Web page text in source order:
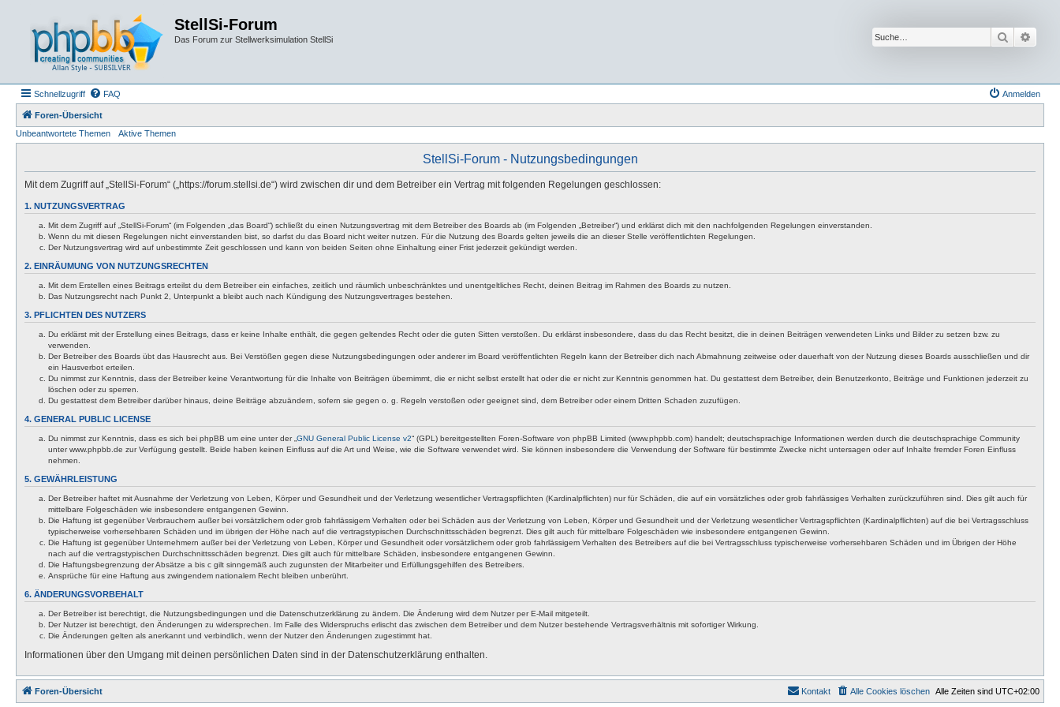
StellSi-Forum
Das Forum zur Stellwerksimulation StellSi Suche
Schnellzugriff FAQ Anmelden
Foren-Übersicht
Unbeantwortete Themen
Aktive Themen
StellSi-Forum - Nutzungsbedingungen
Mit dem Zugriff auf „StellSi-Forum“ („https://forum.stellsi.de“) wird zwischen dir und dem Betreiber ein Vertrag mit folgenden Regelungen geschlossen:
1. NUTZUNGSVERTRAG
Mit dem Zugriff auf „StellSi-Forum“ (im Folgenden „das Board“) schließt du einen Nutzungsvertrag mit dem Betreiber des Boards ab (im Folgenden „Betreiber“) und erklärst dich mit den nachfolgenden Regelungen einverstanden.
Wenn du mit diesen Regelungen nicht einverstanden bist, so darfst du das Board nicht weiter nutzen. Für die Nutzung des Boards gelten jeweils die an dieser Stelle veröffentlichten Regelungen.
Der Nutzungsvertrag wird auf unbestimmte Zeit geschlossen und kann von beiden Seiten ohne Einhaltung einer Frist jederzeit gekündigt werden.
2. EINRÄUMUNG VON NUTZUNGSRECHTEN
Mit dem Erstellen eines Beitrags erteilst du dem Betreiber ein einfaches, zeitlich und räumlich unbeschränktes und unentgeltliches Recht, deinen Beitrag im Rahmen des Boards zu nutzen.
Das Nutzungsrecht nach Punkt 2, Unterpunkt a bleibt auch nach Kündigung des Nutzungsvertrages bestehen.
3. PFLICHTEN DES NUTZERS
Du erklärst mit der Erstellung eines Beitrags, dass er keine Inhalte enthält, die gegen geltendes Recht oder die guten Sitten verstoßen. Du erklärst insbesondere, dass du das Recht besitzt, die in deinen Beiträgen verwendeten Links und Bilder zu setzen bzw. zu
verwenden.
Der Betreiber des Boards übt das Hausrecht aus. Bei Verstößen gegen diese Nutzungsbedingungen oder anderer im Board veröffentlichten Regeln kann der Betreiber dich nach Abmahnung zeitweise oder dauerhaft von der Nutzung dieses Boards ausschließen und dir
ein Hausverbot erteilen.
Du nimmst zur Kenntnis, dass der Betreiber keine Verantwortung für die Inhalte von Beiträgen übernimmt, die er nicht selbst erstellt hat oder die er nicht zur Kenntnis genommen hat. Du gestattest dem Betreiber, dein Benutzerkonto, Beiträge und Funktionen jederzeit zu
löschen oder zu sperren.
Du gestattest dem Betreiber darüber hinaus, deine Beiträge abzuändern, sofern sie gegen o. g. Regeln verstoßen oder geeignet sind, dem Betreiber oder einem Dritten Schaden zuzufügen.
4. GENERAL PUBLIC LICENSE
Du nimmst zur Kenntnis, dass es sich bei phpBB um eine unter der „ GNU General Public License v2“ (GPL) bereitgestellten Foren-Software von phpBB Limited (www.phpbb.com) handelt; deutschsprachige Informationen werden durch die deutschsprachige Community
unter www.phpbb.de zur Verfügung gestellt. Beide haben keinen Einfluss auf die Art und Weise, wie die Software verwendet wird. Sie können insbesondere die Verwendung der Software für bestimmte Zwecke nicht untersagen oder auf Inhalte fremder Foren Einfluss
nehmen.
5. GEWÄHRLEISTUNG
Der Betreiber haftet mit Ausnahme der Verletzung von Leben, Körper und Gesundheit und der Verletzung wesentlicher Vertragspflichten (Kardinalpflichten) nur für Schäden, die auf ein vorsätzliches oder grob fahrlässiges Verhalten zurückzuführen sind. Dies gilt auch für
mittelbare Folgeschäden wie insbesondere entgangenen Gewinn.
Die Haftung ist gegenüber Verbrauchern außer bei vorsätzlichem oder grob fahrlässigem Verhalten oder bei Schäden aus der Verletzung von Leben, Körper und Gesundheit und der Verletzung wesentlicher Vertragspflichten (Kardinalpflichten) auf die bei Vertragsschluss
typischerweise vorhersehbaren Schäden und im übrigen der Höhe nach auf die vertragstypischen Durchschnittsschäden begrenzt. Dies gilt auch für mittelbare Folgeschäden wie insbesondere entgangenen Gewinn.
Die Haftung ist gegenüber Unternehmern außer bei der Verletzung von Leben, Körper und Gesundheit oder vorsätzlichem oder grob fahrlässigem Verhalten des Betreibers auf die bei Vertragsschluss typischerweise vorhersehbaren Schäden und im Übrigen der Höhe
nach auf die vertragstypischen Durchschnittsschäden begrenzt. Dies gilt auch für mittelbare Schäden, insbesondere entgangenen Gewinn.
Die Haftungsbegrenzung der Absätze a bis c gilt sinngemäß auch zugunsten der Mitarbeiter und Erfüllungsgehilfen des Betreibers.
Ansprüche für eine Haftung aus zwingendem nationalem Recht bleiben unberührt.
6. ÄNDERUNGSVORBEHALT
Der Betreiber ist berechtigt, die Nutzungsbedingungen und die Datenschutzerklärung zu ändern. Die Änderung wird dem Nutzer per E-Mail mitgeteilt.
Der Nutzer ist berechtigt, den Änderungen zu widersprechen. Im Falle des Widerspruchs erlischt das zwischen dem Betreiber und dem Nutzer bestehende Vertragsverhältnis mit sofortiger Wirkung.
Die Änderungen gelten als anerkannt und verbindlich, wenn der Nutzer den Änderungen zugestimmt hat.
Informationen über den Umgang mit deinen persönlichen Daten sind in der Datenschutzerklärung enthalten.
Foren-Übersicht Alle Zeiten sind UTC+02:00
Alle Cookies löschen
Kontakt